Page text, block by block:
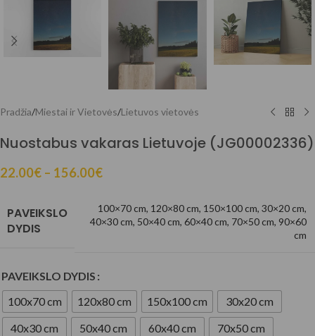
Pradžia/Miestai ir Vietovės/Lietuvos vietovės
Nuostabus vakaras Lietuvoje (JG00002336)
22.00€ – 156.00€
PAVEIKSLO
DYDIS
100×70 cm, 120×80 cm, 150×100 cm, 30×20 cm,
40×30 cm, 50×40 cm, 60×40 cm, 70×50 cm, 90×60
cm
PAVEIKSLO DYDIS
100x70 cm
120x80 cm 150x100 cm
30x20 cm
40x30 cm
50x40 cm 60x40 cm
70x50 cm